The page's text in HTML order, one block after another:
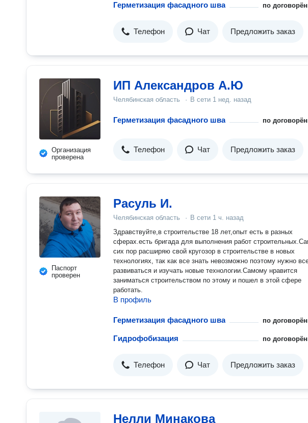
Герметизация фасадного шва по
Телефон Чат Предложить заказ
Организация
проверена
ИП Александров А.Ю
Челябинская область · В сети 1 нед. назад
Герметизация фасадного шва по
Телефон Чат Предложить заказ
Паспорт
проверен
Расуль И.
Челябинская область · В сети 1 ч. назад
Здравствуйте,в строительстве 18 лет,опыт есть в разных
сферах.есть бригада для выполнения работ
сих пор расширяю свой кругозор в строительстве в новых
технологиях, так как все знать невозможно поэтому нужно
развиваться и изучать новые технологии.Самому нравится
заниматься строительством по этому и пошел в этой сфере
работать.
В профиль
Герметизация фасадного шва по
Гидрофобизация по
Телефон Чат Предложить заказ
Нелли Минакова